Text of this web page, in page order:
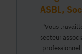
ASBL,
"Vous
secteur